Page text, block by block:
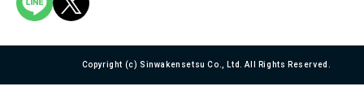
Copyright (c) Sinwakensetsu Co., Ltd. All Rights Reserved.